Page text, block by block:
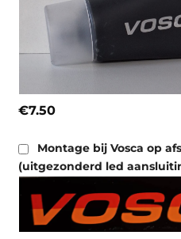
€7.50
Montage bij Vosca op
(uitgezonderd led